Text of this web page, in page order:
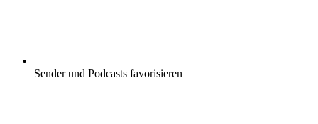
Sender und Podcasts favorisieren